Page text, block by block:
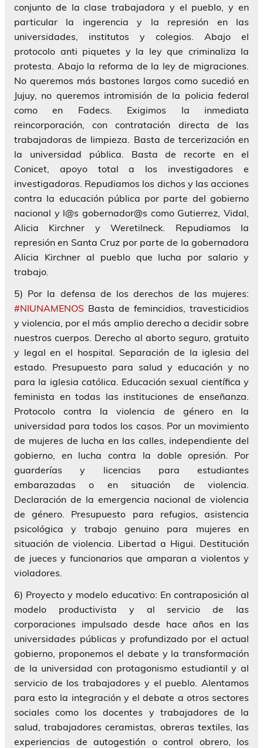
conjunto de la clase trabajadora y el pueblo, y en
particular la ingerencia y la represión en las
universidades, institutos y colegios. Abajo el
protocolo anti piquetes y la ley que criminaliza la
protesta. Abajo la reforma de la ley de migraciones.
No queremos más bastones largos como sucedió en
Jujuy, no queremos intromisión de la policia federal
como en Fadecs. Exigimos la inmediata
reincorporación, con contratación directa de las
trabajadoras de limpieza. Basta de tercerización en
la universidad pública. Basta de recorte en el
Conicet, apoyo total a los investigadores e
investigadoras. Repudiamos los dichos y las acciones
contra la educación pública por parte del gobierno
nacional y l@s gobernador@s como Gutierrez, Vidal,
Alicia Kirchner y Weretilneck. Repudiamos la
represión en Santa Cruz por parte de la gobernadora
Alicia Kirchner al pueblo que lucha por salario y
trabajo.
5) Por la defensa de los derechos de las mujeres:
#NIUNAMENOS Basta de femincidios, travesticidios
y violencia, por el más amplio derecho a decidir sobre
nuestros cuerpos. Derecho al aborto seguro, gratuito
y legal en el hospital. Separación de la iglesia del
estado. Presupuesto para salud y educación y no
para la iglesia católica. Educación sexual científica y
feminista en todas las instituciones de enseñanza.
Protocolo contra la violencia de género en la
universidad para todos los casos. Por un movimiento
de mujeres de lucha en las calles, independiente del
gobierno, en lucha contra la doble opresión. Por
guarderías y licencias para estudiantes
embarazadas o en situación de violencia.
Declaración de la emergencia nacional de violencia
de género. Presupuesto para refugios, asistencia
psicológica y trabajo genuino para mujeres en
situación de violencia. Libertad a Higui. Destitución
de jueces y funcionarios que amparan a violentos y
violadores.
6) Proyecto y modelo educativo: En contraposición al
modelo productivista y al servicio de las
corporaciones impulsado desde hace años en las
universidades públicas y profundizado por el actual
gobierno, proponemos el debate y la transformación
de la universidad con protagonismo estudiantil y al
servicio de los trabajadores y el pueblo. Alentamos
para esto la integración y el debate a otros sectores
sociales como los docentes y trabajadores de la
salud, trabajadores ceramistas, obreras textiles, las
experiencias de autogestión o control obrero, los